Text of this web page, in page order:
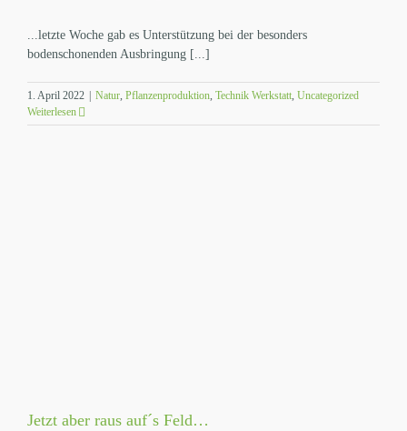
...letzte Woche gab es Unterstützung bei der besonders
bodenschonenden Ausbringung [...]
1. April 2022 Natur, Pflanzenproduktion, Technik Werkstatt, Uncategorized
Weiterlesen
Jetzt aber raus auf´s Feld…